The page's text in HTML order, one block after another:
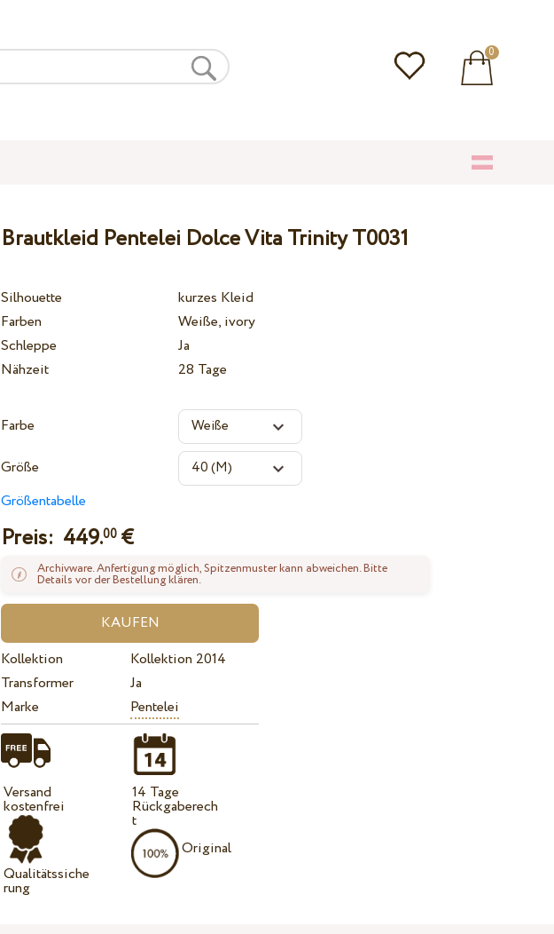
0
Brautkleid Pentelei Dolce Vita Trinity T0031
Silhouette
kurzes Kleid
Farben
Weiße, ivory
Schleppe
Ja
Nähzeit
28 Tage
Farbe
Größe
Größentabelle
Preis: 449.00 €
Archivware. Anfertigung möglich, Spitzenmuster kann abweichen. Bitte
Details vor der Bestellung klären.
Kollektion
Kollektion 2014
Transformer
Ja
Marke
Pentelei
Versand
kostenfrei
Qualitätssiche
rung
14 Tage
Rückgaberech
t
Original